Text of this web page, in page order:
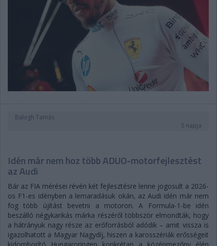
Balogh Tamás
5 napja
Idén már nem hoz több ADUO-motorfejlesztést
az Audi
Bár az FIA mérései révén két fejlesztésre lenne jogosult a 2026-
os F1-es idényben a lemaradásuk okán, az Audi idén már nem
fog több újítást bevetni a motoron. A Formula-1-be idén
beszálló négykarikás márka részéről többször elmondták, hogy
a hátrányuk nagy része az erőforrásból adódik – amit vissza is
igazolhatott a Magyar Nagydíj, hiszen a karosszériák erősségeit